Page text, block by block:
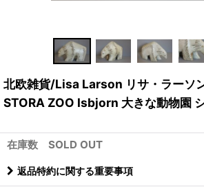
北欧雑貨/Lisa Larson リサ・ラーソ
STORA ZOO Isbjorn 大きな動物園
在庫数 SOLD OUT
返品特約に関する重要事項